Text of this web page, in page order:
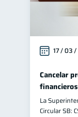
17 / 03
Cancelar
La
Circular SB: